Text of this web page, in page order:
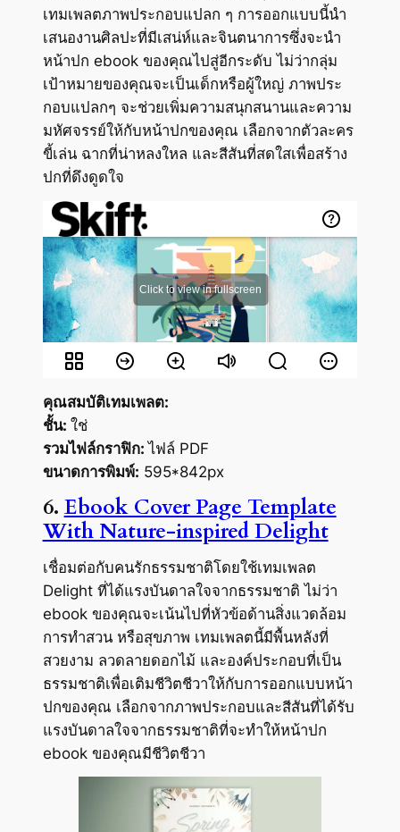
เทมเพลตภาพประกอบแปลก ๆ การออกแบบนี้นำ
เสนองานศิลปะที่มีเสน่ห์และจินตนาการซึ่งจะนำ
หน้าปก ebook ของคุณไปสู่อีกระดับ ไม่ว่ากลุ่ม
เป้าหมายของคุณจะเป็นเด็กหรือผู้ใหญ่ ภาพประ
กอบแปลกๆ จะช่วยเพิ่มความสนุกสนานและความ
มหัศจรรย์ให้กับหน้าปกของคุณ เลือกจากตัวละคร
ขี้เล่น ฉากที่น่าหลงใหล และสีสันที่สดใสเพื่อสร้าง
ปกที่ดึงดูดใจ
คุณสมบัติเทมเพลต:
ชั้น: ใช่
รวมไฟล์กราฟิก:ไฟล์ PDF
ขนาดการพิมพ์: 595*842px
6.Ebook Cover Page Template
With Nature-inspired Delight
เชื่อมต่อกับคนรักธรรมชาติโดยใช้เทมเพลต
Delight ที่ได้แรงบันดาลใจจากธรรมชาติ ไม่ว่า
ebook ของคุณจะเน้นไปที่หัวข้อด้านสิ่งแวดล้อม
การทำสวน หรือสุขภาพ เทมเพลตนี้มีพื้นหลังที่
สวยงาม ลวดลายดอกไม้ และองค์ประกอบที่เป็น
ธรรมชาติเพื่อเติมชีวิตชีวาให้กับการออกแบบหน้า
ปกของคุณ เลือกจากภาพประกอบและสีสันที่ได้รับ
แรงบันดาลใจจากธรรมชาติที่จะทำให้หน้าปก
ebook ของคุณมีชีวิตชีวา